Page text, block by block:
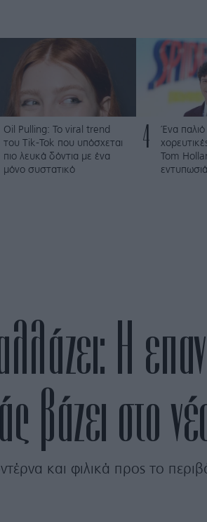
Oil Pulling: To viral trend
του Tik-Tok που υπόσχεται
πιο λευκά δόντια με ένα
μόνο συστατικό
4
Ένα παλιό
Tom
Η
βάζει στο
και φιλικά προς το